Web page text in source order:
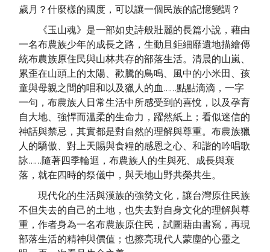
歲月？什麼樣的國度，可以讓一個民族的記憶變調？
《玉山魂》是一部如史詩般壯麗的長篇小說，藉由
一名布農族少年的成長之路，生動且鉅細靡遺地描繪傳
統布農族原住民與山林共存的部落生活。清晨的山嵐、
累歪在山頭上的太陽、歡騰的鳥鳴、風中的小米田、孩
童與母親之間的唱和以及獵人的血……點點滴滴，一字
一句，布農族人日常生活中所感受到的喜悅，以及孕育
自大地、強悍而溫柔的生命力，躍然紙上；看似迷信的
神話與禁忌，其實都是對自然的理解與尊重。布農族獵
人的驕傲、對上天賜與食糧的感恩之心、和諧的吟唱歌
詠……隨著四季輪迴，布農族人的生與死、成長與衰
落，就在四時的祭儀中，與天地山野共榮共生。
現代化的生活與漢族的強勢文化，讓台灣原住民族
不但失去的自己的土地，也失去對自身文化的理解與尊
重，作者身為一名布農族原住民，試圖藉由書寫，再現
部落生活的精神與價值；也擦亮現代人蒙塵的心靈之